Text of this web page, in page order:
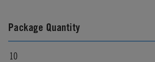
Package Quantity
10